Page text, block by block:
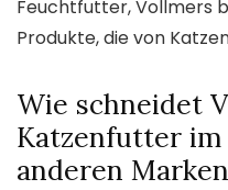
Feuchtfutter, Vollmers
Produkte, die von
Wie schneidet
Katzenfutter im
anderen